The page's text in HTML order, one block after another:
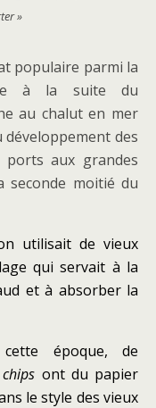
»
populaire parmi la
à la suite du
au chalut en mer
des
aux grandes
seconde moitié du
utilisait de vieux
qui servait à la
et à absorber la
époque, de
ont du papier
le style des vieux